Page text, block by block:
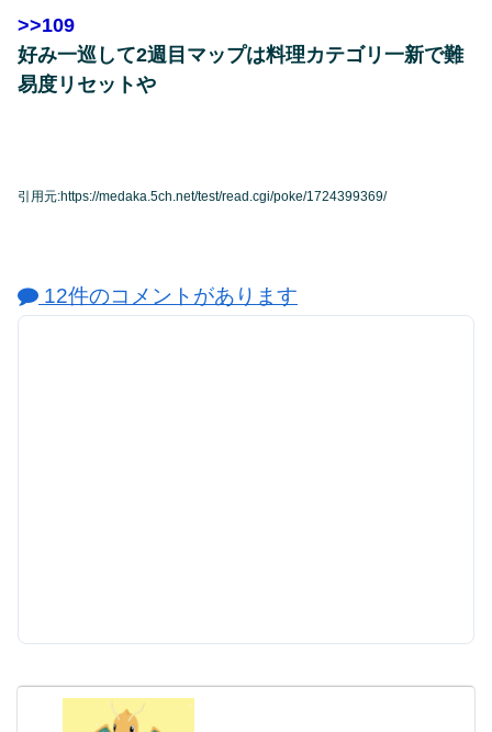
>>109
好み一巡して2週目マップは料理カテゴリ一新で難
易度リセットや
引用元:https://medaka.5ch.net/test/read.cgi/poke/1724399369/
12件のコメントがあります